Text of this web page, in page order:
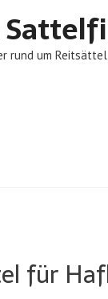
rund um Reitsättel
für